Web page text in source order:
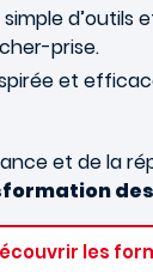
prise.
et
et de la
les